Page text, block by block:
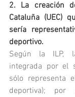
2. La creación
Cataluña (UEC)
sería
deportivo.
Según la ILP,
integrada por el
sólo representa
deportiva); por